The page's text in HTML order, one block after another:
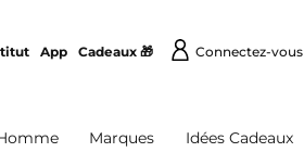
App Cadeaux 🎁 Connectez-vous
Marques Idées Cadeaux